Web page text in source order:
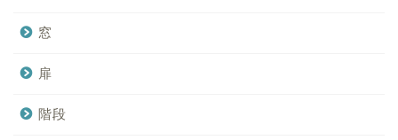
窓
扉
階段